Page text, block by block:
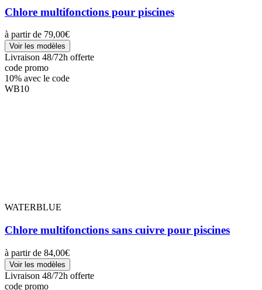
Chlore multifonctions pour piscines
à partir de 79,00€
Voir les modèles
Livraison 48/72h offerte
code promo
10% avec le code
WB10
WATERBLUE
Chlore multifonctions sans cuivre pour piscines
à partir de 84,00€
Voir les modèles
Livraison 48/72h offerte
code promo